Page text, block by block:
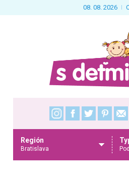
08. 08. 2026
Región
Bratislava